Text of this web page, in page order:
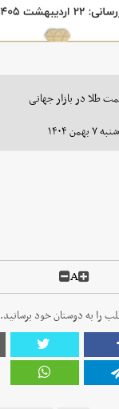
۱۴۰۴
A
را به دوستان خود برسانید.